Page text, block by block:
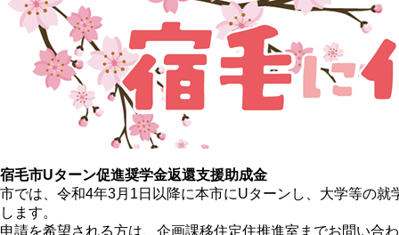
宿毛市Uターン促進奨学金返還支援助成金
市では、令和4年3月1日以降に本市にUターンし、大学等の
します。
申請を希望される方は、企画課移住定住推進室までお問い合